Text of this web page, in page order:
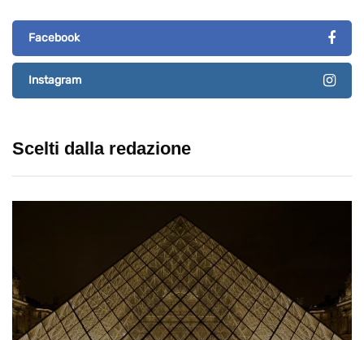
Facebook
Instagram
Scelti dalla redazione